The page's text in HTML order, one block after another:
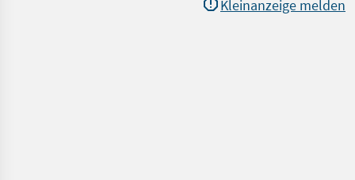
Kleinanzeige melden